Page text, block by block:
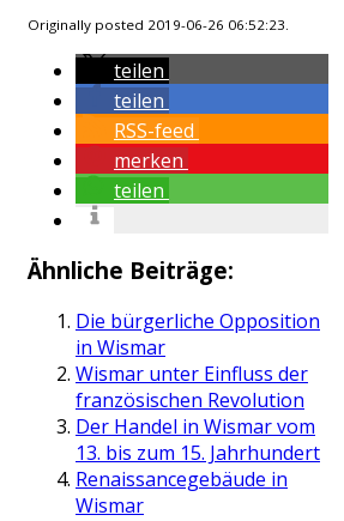
Originally posted 2019-06-26 06:52:23.
teilen
teilen
RSS-feed
merken
teilen
Ähnliche Beiträge:
Die bürgerliche Opposition
in Wismar
Wismar unter Einfluss der
französischen Revolution
Der Handel in Wismar vom
13. bis zum 15. Jahrhundert
Renaissancegebäude in
Wismar